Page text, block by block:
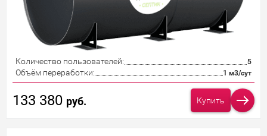
Количество пользователей: 5
Объём переработки: 1 м3/сут
133 380 руб. Купить